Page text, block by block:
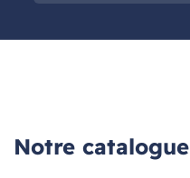
Notre catalogue